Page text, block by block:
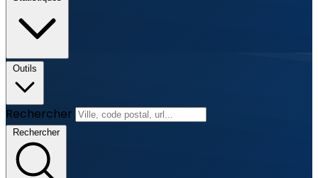
Outils
Rechercher
Rechercher